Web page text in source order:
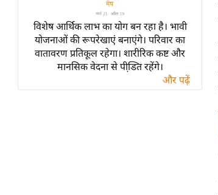
व्रत
त्योहार
राशिफल
विश्लेषण
विशेष आर्थिक लाभ का योग बन रहा है। भावी
योजनाओं की रूपरेखाएं बनाएंगे। परिवार का
वातावरण प्रतिकूल रहेगा। शारीरिक कष्ट और
मानसिक वेदना से पीडि़त रहेंगे।
और पढ़ें